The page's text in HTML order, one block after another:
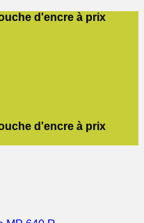
d'encre à prix
d'encre à prix